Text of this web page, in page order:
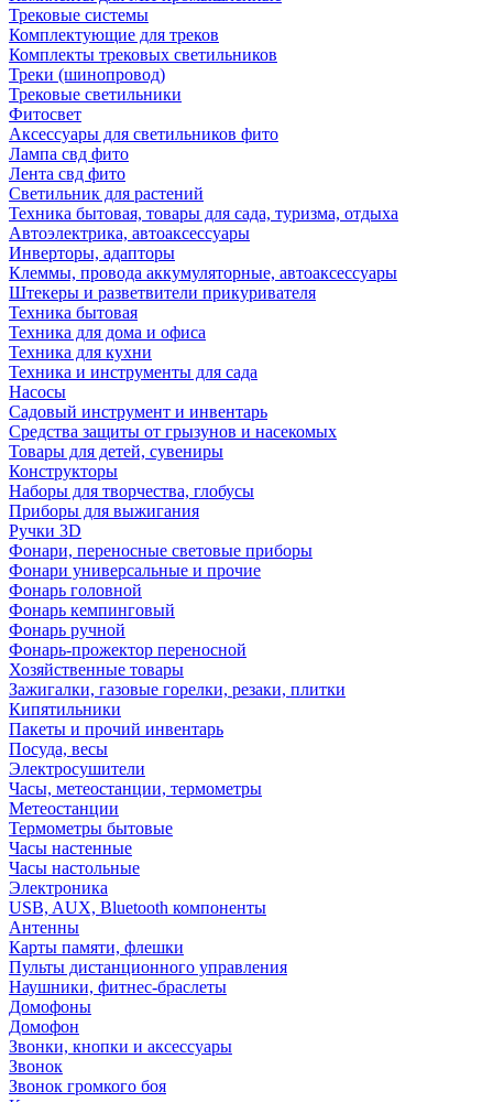
Трековые системы
Комплектующие для треков
Комплекты трековых светильников
Треки (шинопровод)
Трековые светильники
Фитосвет
Аксессуары для светильников фито
Лампа свд фито
Лента свд фито
Светильник для растений
Техника бытовая, товары для сада, туризма, отдыха
Автоэлектрика, автоаксессуары
Инверторы, адапторы
Клеммы, провода аккумуляторные, автоаксессуары
Штекеры и разветвители прикуривателя
Техника бытовая
Техника для дома и офиса
Техника для кухни
Техника и инструменты для сада
Насосы
Садовый инструмент и инвентарь
Средства защиты от грызунов и насекомых
Товары для детей, сувениры
Конструкторы
Наборы для творчества, глобусы
Приборы для выжигания
Ручки 3D
Фонари, переносные световые приборы
Фонари универсальные и прочие
Фонарь головной
Фонарь кемпинговый
Фонарь ручной
Фонарь-прожектор переносной
Хозяйственные товары
Зажигалки, газовые горелки, резаки, плитки
Кипятильники
Пакеты и прочий инвентарь
Посуда, весы
Электросушители
Часы, метеостанции, термометры
Метеостанции
Термометры бытовые
Часы настенные
Часы настольные
Электроника
USB, AUX, Bluetooth компоненты
Антенны
Карты памяти, флешки
Пульты дистанционного управления
Наушники, фитнес-браслеты
Домофоны
Домофон
Звонки, кнопки и аксессуары
Звонок
Звонок громкого боя